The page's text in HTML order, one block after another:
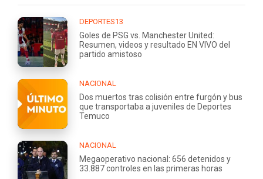
DEPORTES13
Goles de PSG vs. Manchester United:
Resumen, videos y resultado EN VIVO del
partido amistoso
NACIONAL
Dos muertos tras colisión entre furgón y bus
que transportaba a juveniles de Deportes
Temuco
NACIONAL
Megaoperativo nacional: 656 detenidos y
33.887 controles en las primeras horas